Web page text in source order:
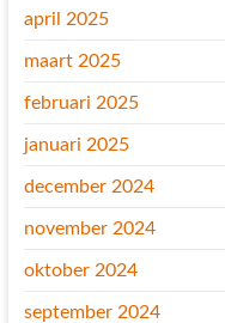
april 2025
maart 2025
februari 2025
januari 2025
december 2024
november 2024
oktober 2024
september 2024